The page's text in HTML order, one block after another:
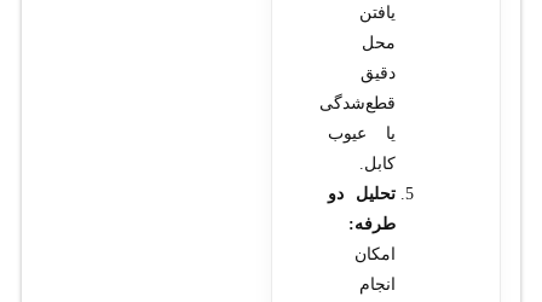
یافتن
محل
دقیق
قطع‌شدگی
یا عیوب
کابل.
تحلیل دو
طرفه:
امکان
انجام